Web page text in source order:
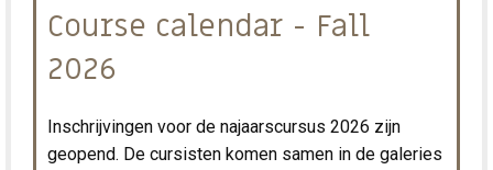
Course calendar - Fall
2026
Inschrijvingen voor de najaarscursus 2026 zijn
geopend. De cursisten komen samen in de galeries